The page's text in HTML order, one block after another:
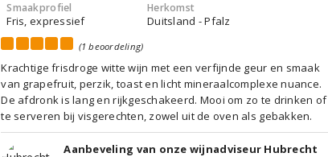
Smaakprofiel
Fris, expressief
Herkomst
Duitsland - Pfalz
(1 beoordeling)
Krachtige frisdroge witte wijn met een verfijnde geur en smaak
van grapefruit, perzik, toast en licht mineraalcomplexe nuance.
De afdronk is lang en rijkgeschakeerd. Mooi om zo te drinken of
te serveren bij visgerechten, zowel uit de oven als gebakken.
Aanbeveling van onze wijnadviseur Hubrecht